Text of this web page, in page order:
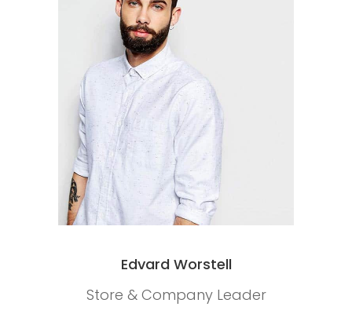
Edvard Worstell
Store & Company Leader